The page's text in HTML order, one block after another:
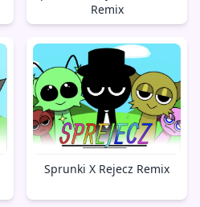
Remix
Sprunki X Rejecz Remix